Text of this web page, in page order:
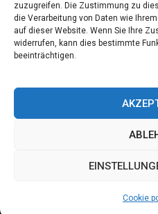
zuzugreifen. Die Zustimmung zu
die Verarbeitung von Daten wie
auf dieser Website. Wenn Sie Ihre
widerrufen, kann dies bestimmte
beeinträchtigen.
Cookie
10 Tipps um einen guten
Sahnemaschine
@2023 - www.Daerr-